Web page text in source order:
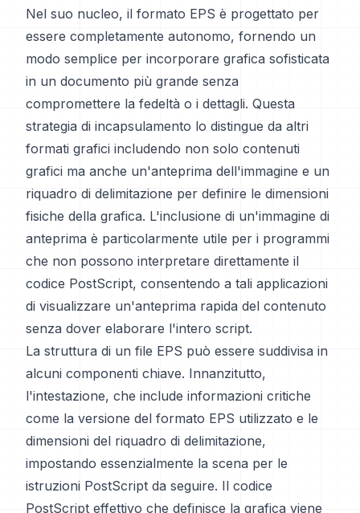
Nel suo nucleo, il formato EPS è progettato per
essere completamente autonomo, fornendo un
modo semplice per incorporare grafica sofisticata
in un documento più grande senza
compromettere la fedeltà o i dettagli. Questa
strategia di incapsulamento lo distingue da altri
formati grafici includendo non solo contenuti
grafici ma anche un'anteprima dell'immagine e un
riquadro di delimitazione per definire le dimensioni
fisiche della grafica. L'inclusione di un'immagine di
anteprima è particolarmente utile per i programmi
che non possono interpretare direttamente il
codice PostScript, consentendo a tali applicazioni
di visualizzare un'anteprima rapida del contenuto
senza dover elaborare l'intero script.
La struttura di un file EPS può essere suddivisa in
alcuni componenti chiave. Innanzitutto,
l'intestazione, che include informazioni critiche
come la versione del formato EPS utilizzato e le
dimensioni del riquadro di delimitazione,
impostando essenzialmente la scena per le
istruzioni PostScript da seguire. Il codice
PostScript effettivo che definisce la grafica viene